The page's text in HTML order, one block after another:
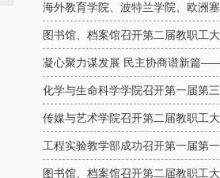
海外教育学院、波特兰学院、欧洲
图书馆、档案馆召开第二届教职工
凝心聚力谋发展 民主协商谱新篇
化学与生命科学学院召开第一届第
传媒与艺术学院召开第二届教职工
工程实验教学部成功召开第一届第
图书馆、档案馆召开第二届教职工